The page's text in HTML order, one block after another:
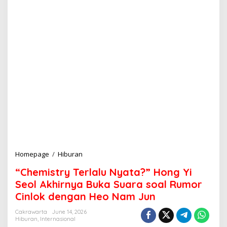
Homepage / Hiburan
h
m
i
s
“Chemistry Terlalu Nyata?” Hong Yi
Seol Akhirnya Buka Suara soal Rumor
Cinlok dengan Heo Nam Jun
Cakrawarta
June 14, 2026
Hiburan, Internasional